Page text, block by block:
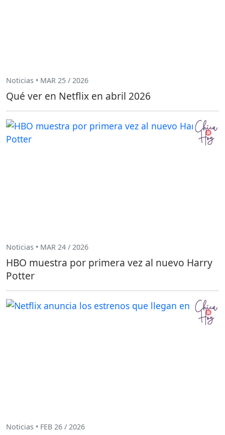
Noticias • MAR 25 / 2026
Qué ver en Netflix en abril 2026
Noticias • MAR 24 / 2026
HBO muestra por primera vez al nuevo Harry
Potter
Noticias • FEB 26 / 2026